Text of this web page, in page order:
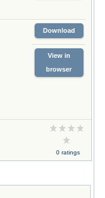
Download
View in
browser
0 ratings